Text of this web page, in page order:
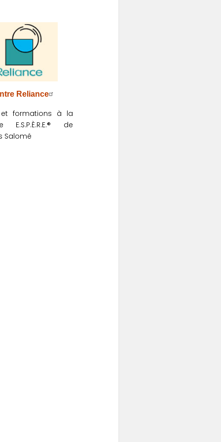
Reliance
et formations à la
E.S.P.È.R.E.® de
Salomé